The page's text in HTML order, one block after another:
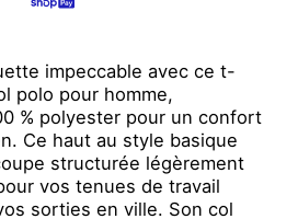
impeccable avec ce t-
polo pour homme,
% polyester pour un confort
Ce haut au style basique
structurée légèrement
vos tenues de travail
sorties en ville. Son col